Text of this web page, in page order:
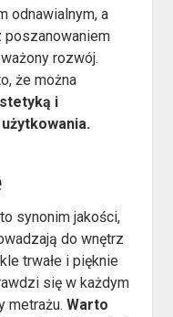
odnawialnym, a
poszanowaniem
rozwój.
że można
i
to synonim jakości,
do wnętrz
trwałe i pięknie
się w każdym
metrażu.Warto